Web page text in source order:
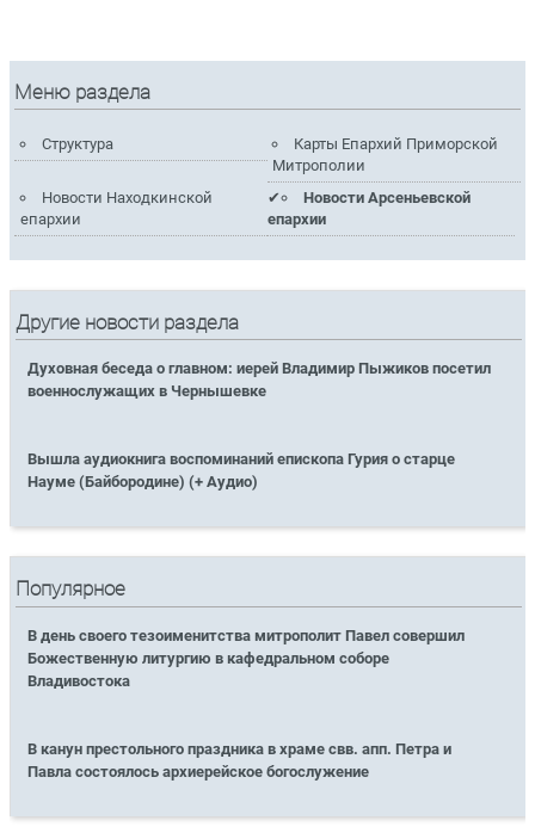
Меню раздела
Структура
Карты Епархий Приморской
Митрополии
Новости Находкинской
епархии
Новости Арсеньевской
епархии
Другие новости раздела
Духовная беседа о главном: иерей Владимир Пыжиков посетил
военнослужащих в Чернышевке
Вышла аудиокнига воспоминаний епископа Гурия о старце
Науме (Байбородине) (+ Аудио)
Популярное
В день своего тезоименитства митрополит Павел совершил
Божественную литургию в кафедральном соборе
Владивостока
В канун престольного праздника в храме свв. апп. Петра и
Павла состоялось архиерейское богослужение